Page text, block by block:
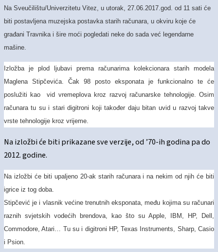
Na Sveučilištu/Univerzitetu Vitez, u utorak, 27.06.2017.god. od 11 sati će
biti postavljena muzejska postavka starih računara, u okviru koje će
građani Travnika i šire moći pogledati neke do sada već legendarne
mašine.
Izložba je plod ljubavi prema računarima kolekcionara starih modela
Maglena Stipčevića. Čak 98 posto eksponata je funkcionalno te će
poslužiti kao vid vremeplova kroz razvoj računarske tehnologije. Osim
računara tu su i stari digitroni koji također daju bitan uvid u razvoj takve
vrste tehnologije kroz vrijeme.
Na izložbi će biti prikazane sve verzije, od ’70-ih godina pa do
2012. godine.
Na izložbi će biti upaljeno 20-ak starih računara i na nekim od njih će biti
igrice iz tog doba.
Stipčević je i vlasnik većine trenutnih eksponata, među kojima su računari
raznih svjetskih vodećih brendova, kao što su Apple, IBM, HP, Dell,
Commodore, Atari… Tu su i digitroni HP, Texas Instruments, Sharp, Casio
i Psion.